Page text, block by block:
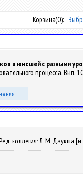
Корзина(0):
и юношей с разными
процесса. Вып.
коллегия: Л. М. Даукша [и